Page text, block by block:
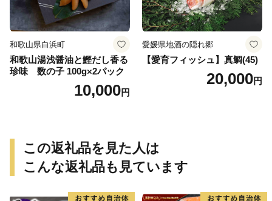
和歌山県白浜町
和歌山湯浅醤油と鰹だし香る
珍味 数の子 100g×2パック
10,000円
愛媛県地酒の隠れ郷
【愛育フィッシュ】真鯛(45)
20,000円
この返礼品を見た人は
こんな返礼品も見ています